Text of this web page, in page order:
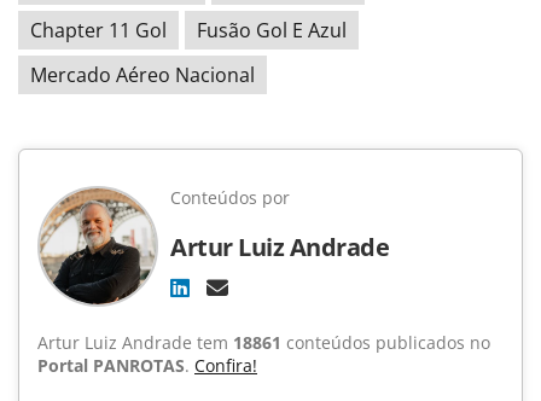
Chapter 11 Gol
Fusão Gol E Azul
Mercado Aéreo Nacional
Conteúdos por
Artur Luiz Andrade
Artur Luiz Andrade tem 18861 conteúdos publicados no
Portal PANROTAS. Confira!